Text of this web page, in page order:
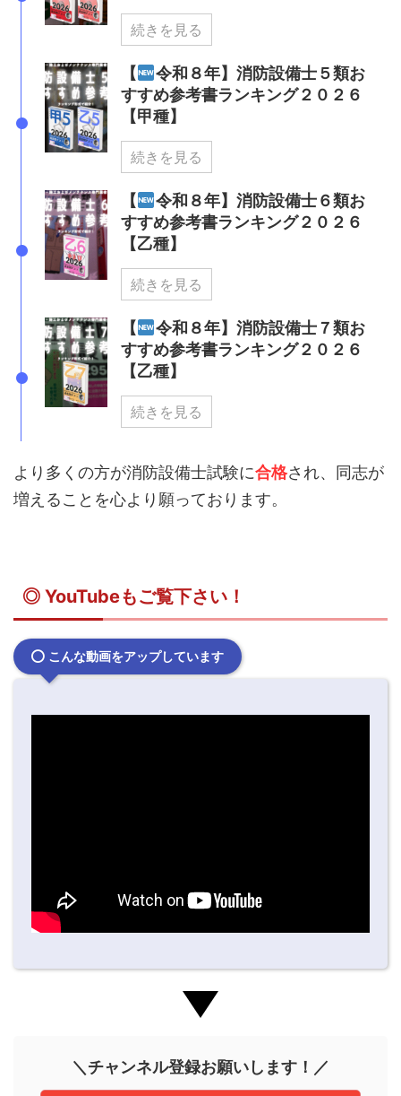
続きを見る
【
令和８年】消防設備士５類お
すすめ参考書ランキング２０２６
【甲種】
続きを見る
【
令和８年】消防設備士６類お
すすめ参考書ランキング２０２６
【乙種】
続きを見る
【
令和８年】消防設備士７類お
すすめ参考書ランキング２０２６
【乙種】
続きを見る
より多くの方が消防設備士試験に合格され、同志が
増えることを心より願っております。
◎ YouTubeもご覧下さい！
こんな動画をアップしています
＼チャンネル登録お願いします！／